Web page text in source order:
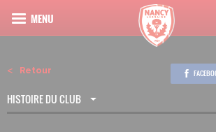
Retour
HISTOIRE DU CLUB